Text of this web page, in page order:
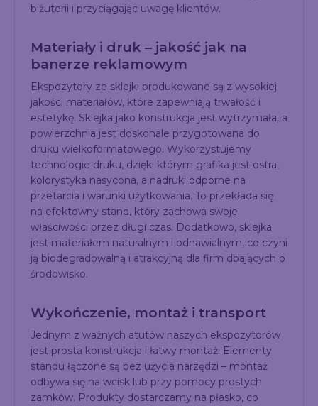
biżuterii i przyciągając uwagę klientów.
Materiały i druk – jakość jak na
banerze reklamowym
Ekspozytory ze sklejki produkowane są z wysokiej
jakości materiałów, które zapewniają trwałość i
estetykę. Sklejka jako konstrukcja jest wytrzymała, a
powierzchnia jest doskonale przygotowana do
druku wielkoformatowego. Wykorzystujemy
technologie druku, dzięki którym grafika jest ostra,
kolorystyka nasycona, a nadruki odporne na
przetarcia i warunki użytkowania. To przekłada się
na efektowny stand, który zachowa swoje
właściwości przez długi czas. Dodatkowo, sklejka
jest materiałem naturalnym i odnawialnym, co czyni
ją biodegradowalną i atrakcyjną dla firm dbających o
środowisko.
Wykończenie, montaż i transport
Jednym z ważnych atutów naszych ekspozytorów
jest prosta konstrukcja i łatwy montaż. Elementy
standu łączone są bez użycia narzędzi – montaż
odbywa się na wcisk lub przy pomocy prostych
zamków. Produkty dostarczamy na płasko, co